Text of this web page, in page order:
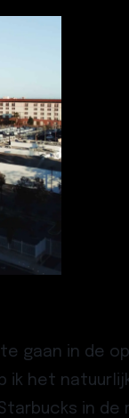
gaan in de
ik het
in de